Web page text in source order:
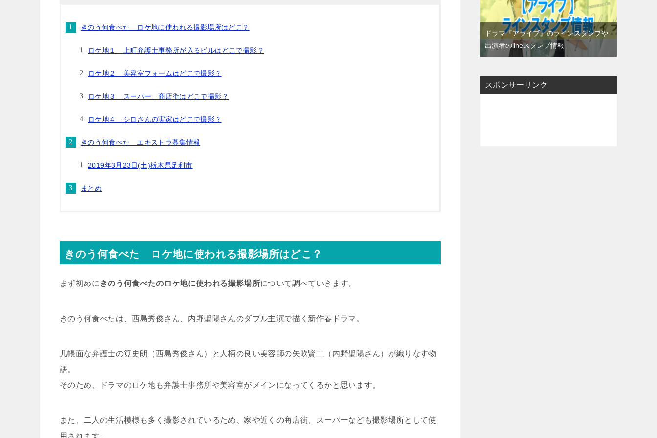
きのう何食べた ロケ地に使われる撮影場所はどこ？
ロケ地１ 上町弁護士事務所が入るビルはどこで撮影？
ロケ地２ 美容室フォームはどこで撮影？
ロケ地３ スーパー、商店街はどこで撮影？
ロケ地４ シロさんの実家はどこで撮影？
きのう何食べた エキストラ募集情報
2019年3月23日(土)栃木県足利市
まとめ
きのう何食べた ロケ地に使われる撮影場所はどこ？
まず初めに きのう何食べたのロケ地に使われる撮影場所について調べていきます。
きのう何食べたは、西島秀俊さん、内野聖陽さんのダブル主演で描く新作春ドラマ。
几帳面な弁護士の筧史朗（西島秀俊さん）と人柄の良い美容師の矢吹賢二（内野聖陽さん）が織りなす物
語。
そのため、ドラマのロケ地も弁護士事務所や美容室がメインになってくるかと思います。
また、二人の生活模様も多く撮影されているため、家や近くの商店街、スーパーなども撮影場所として使
用されます。
ドラマ『アライブ』のラインスタンプや
出演者のlineスタンプ情報
スポンサーリンク